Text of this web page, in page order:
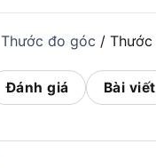
Thước đo góc /
Đánh giá Bài viết